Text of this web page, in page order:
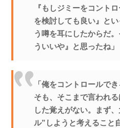
『もしジミーをコント
を検討しても良い』と
う噂を耳にしたからだ
ういいや』と思ったね」
「俺をコントロールで
そも、そこまで言われ
した覚えがない。まず
ル”しようと考えること